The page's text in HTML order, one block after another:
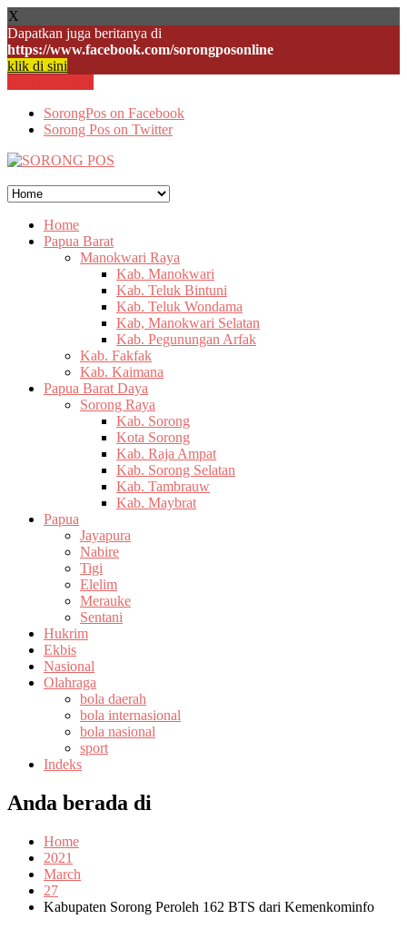
X
Dapatkan juga beritanya di
https://www.facebook.com/sorongposonline
klik di sini
SorongPos on Facebook
Sorong Pos on Twitter
Home
Papua Barat
Manokwari Raya
Kab. Manokwari
Kab. Teluk Bintuni
Kab. Teluk Wondama
Kab, Manokwari Selatan
Kab. Pegunungan Arfak
Kab. Fakfak
Kab. Kaimana
Papua Barat Daya
Sorong Raya
Kab. Sorong
Kota Sorong
Kab. Raja Ampat
Kab. Sorong Selatan
Kab. Tambrauw
Kab. Maybrat
Papua
Jayapura
Nabire
Tigi
Elelim
Merauke
Sentani
Hukrim
Ekbis
Nasional
Olahraga
bola daerah
bola internasional
bola nasional
sport
Indeks
Anda berada di
Home
2021
March
27
Kabupaten Sorong Peroleh 162 BTS dari Kemenkominfo